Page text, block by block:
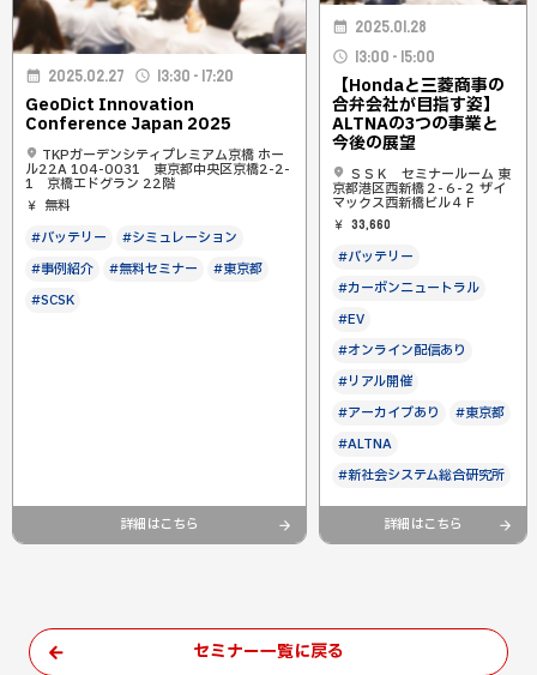
2025.02.27 13:30 - 17:20
GeoDict Innovation
Conference Japan 2025
TKPガーデンシティプレミアム京橋 ホー
ル22A 104-0031 東京都中央区京橋2-2-
1 京橋エドグラン 22階
無料
#バッテリー
#シミュレーション
#事例紹介
#無料セミナー
#東京都
#SCSK
詳細はこちら
2025.01.28
13:00 - 15:00
【Hondaと三菱商事の
合弁会社が目指す姿】
ALTNAの3つの事業と
今後の展望
ＳＳＫ セミナールーム 東
京都港区西新橋２-６-２ ザイ
マックス西新橋ビル４Ｆ
33,660
#バッテリー
#カーボンニュートラル
#EV
#オンライン配信あり
#リアル開催
#アーカイブあり
#東京都
#ALTNA
#新社会システム総合研究所
詳細はこちら
セミナー一覧に戻る